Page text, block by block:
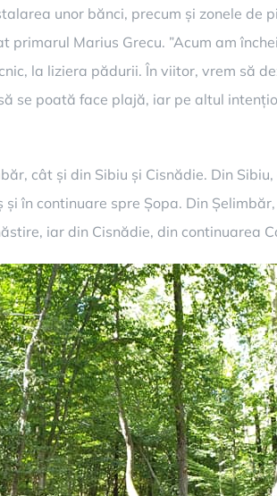
unor bănci, precum și zonele de
Marius Grecu. ”Acum am
la liziera pădurii. În viitor, vrem să
se poată face plajă, iar pe altul
cât și din Sibiu și Cisnădie. Din
în continuare spre Șopa. Din
iar din Cisnădie, din continuarea